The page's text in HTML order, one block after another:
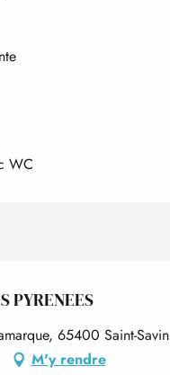
WC
PYRENEES
65400 Saint-Savin
M'y rendre